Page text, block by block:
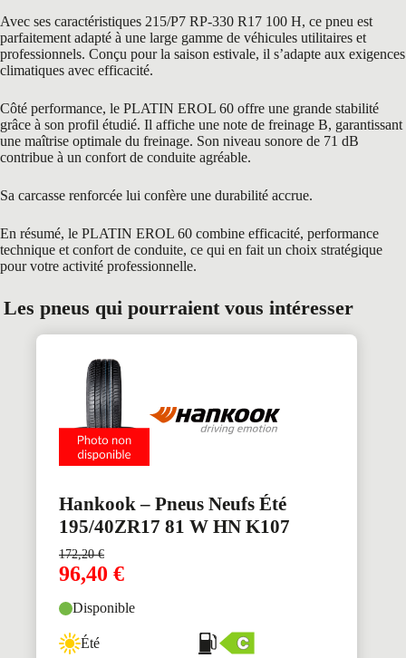
Avec ses caractéristiques 215/P7 RP-330 R17 100 H, ce pneu est
parfaitement adapté à une large gamme de véhicules utilitaires et
professionnels. Conçu pour la saison estivale, il s’adapte aux exigences
climatiques avec efficacité.
Côté performance, le PLATIN EROL 60 offre une grande stabilité
grâce à son profil étudié. Il affiche une note de freinage B, garantissant
une maîtrise optimale du freinage. Son niveau sonore de 71 dB
contribue à un confort de conduite agréable.
Sa carcasse renforcée lui confère une durabilité accrue.
En résumé, le PLATIN EROL 60 combine efficacité, performance
technique et confort de conduite, ce qui en fait un choix stratégique
pour votre activité professionnelle.
Les pneus qui pourraient vous intéresser
Hankook – Pneus Neufs Été
195/40ZR17 81 W HN K107
172,20€
96,40 €
Disponible
Été